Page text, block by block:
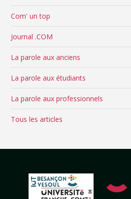
Com' un top
Journal .COM
La parole aux anciens
La parole aux étudiants
La parole aux professionnels
Tous les articles